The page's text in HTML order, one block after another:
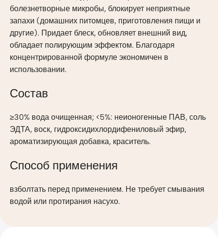
болезнетворные микробы, блокирует неприятные
запахи (домашних питомцев, приготовления пищи и
другие). Придает блеск, обновляет внешний вид,
обладает полирующим эффектом. Благодаря
концентрированной формуле экономичен в
использовании.
Состав
≥30% вода очищенная; <5%: неионогенные ПАВ, соль
ЭДТА, воск, гидроксидихлордифениловый эфир,
ароматизирующая добавка, краситель.
Способ применения
взболтать перед применением. Не требует смывания
водой или протирания насухо.